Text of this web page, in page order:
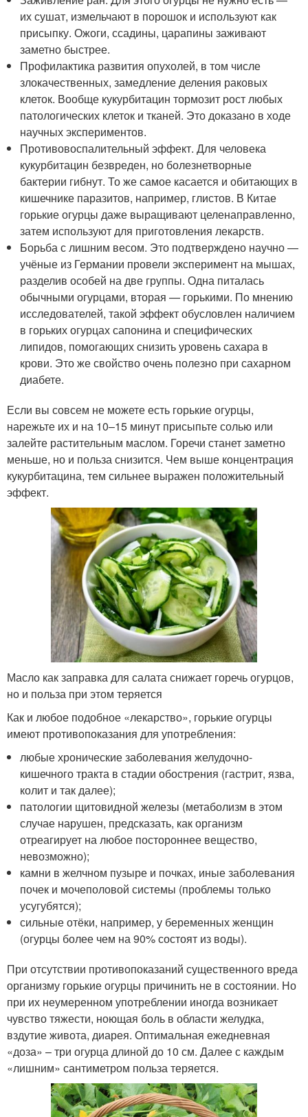
их сушат, измельчают в порошок и используют как
присыпку. Ожоги, ссадины, царапины заживают
заметно быстрее.
Профилактика развития опухолей, в том числе
злокачественных, замедление деления раковых
клеток. Вообще кукурбитацин тормозит рост любых
патологических клеток и тканей. Это доказано в ходе
научных экспериментов.
Противовоспалительный эффект. Для человека
кукурбитацин безвреден, но болезнетворные
бактерии гибнут. То же самое касается и обитающих в
кишечнике паразитов, например, глистов. В Китае
горькие огурцы даже выращивают целенаправленно,
затем используют для приготовления лекарств.
Борьба с лишним весом. Это подтверждено научно —
учёные из Германии провели эксперимент на мышах,
разделив особей на две группы. Одна питалась
обычными огурцами, вторая — горькими. По мнению
исследователей, такой эффект обусловлен наличием
в горьких огурцах сапонина и специфических
липидов, помогающих снизить уровень сахара в
крови. Это же свойство очень полезно при сахарном
диабете.
Если вы совсем не можете есть горькие огурцы,
нарежьте их и на 10–15 минут присыпьте солью или
залейте растительным маслом. Горечи станет заметно
меньше, но и польза снизится. Чем выше концентрация
кукурбитацина, тем сильнее выражен положительный
эффект.
Масло как заправка для салата снижает горечь огурцов,
но и польза при этом теряется
Как и любое подобное «лекарство», горькие огурцы
имеют противопоказания для употребления:
любые хронические заболевания желудочно-
кишечного тракта в стадии обострения (гастрит, язва,
колит и так далее);
патологии щитовидной железы (метаболизм в этом
случае нарушен, предсказать, как организм
отреагирует на любое постороннее вещество,
невозможно);
камни в желчном пузыре и почках, иные заболевания
почек и мочеполовой системы (проблемы только
усугубятся);
сильные отёки, например, у беременных женщин
(огурцы более чем на 90% состоят из воды).
При отсутствии противопоказаний существенного вреда
организму горькие огурцы причинить не в состоянии. Но
при их неумеренном употреблении иногда возникает
чувство тяжести, ноющая боль в области желудка,
вздутие живота, диарея. Оптимальная ежедневная
«доза» – три огурца длиной до 10 см. Далее с каждым
«лишним» сантиметром польза теряется.